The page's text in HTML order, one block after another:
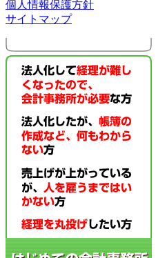
個人情報保護方針
サイトマップ